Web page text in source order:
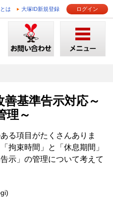
は 大塚ID新規登録 ログイン
基準告示対応～
理～
る項目がたくさんありま
拘束時間」と「休息期間」
示」の管理について考えて